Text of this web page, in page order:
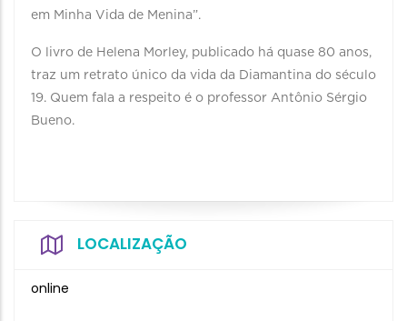
em Minha Vida de Menina”.
O livro de Helena Morley, publicado há quase 80 anos,
traz um retrato único da vida da Diamantina do século
19. Quem fala a respeito é o professor Antônio Sérgio
Bueno.
LOCALIZAÇÃO
online